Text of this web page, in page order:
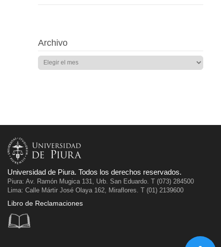
Archivo
Universidad de Piura. Todos los derechos reservados.
Piura: Av. Ramón Mugica 131, Urb. San Eduardo. T (073) 284500
Lima: Calle Mártir José Olaya 162, Miraflores. T (01) 2139600
Libro de Reclamaciones